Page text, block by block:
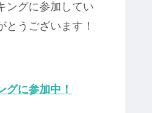
ングに参加してい
とうございます！
グに参加中！